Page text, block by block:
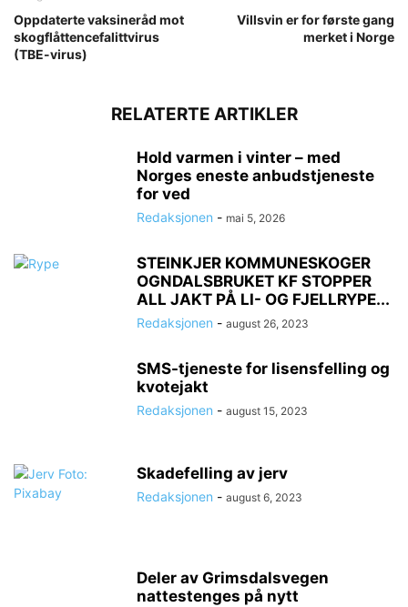
Oppdaterte vaksineråd mot
skogflåttencefalittvirus
(TBE-virus)
Villsvin er for første gang
merket i Norge
RELATERTE ARTIKLER
Hold varmen i vinter – med
Norges eneste anbudstjeneste
for ved
Redaksjonen - mai 5, 2026
STEINKJER KOMMUNESKOGER
OGNDALSBRUKET KF STOPPER
ALL JAKT PÅ LI- OG FJELLRYPE...
Redaksjonen - august 26, 2023
SMS-tjeneste for lisensfelling og
kvotejakt
Redaksjonen - august 15, 2023
Skadefelling av jerv
Redaksjonen - august 6, 2023
Deler av Grimsdalsvegen
nattestenges på nytt